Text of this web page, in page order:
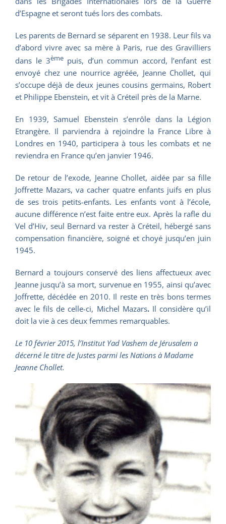
d’Espagne et seront tués lors des combats.
Les parents de Bernard se séparent en 1938. Leur fils va
d’abord vivre avec sa mère à Paris, rue des Gravilliers
dans le 3èmepuis, d’un commun accord, l’enfant est
envoyé chez une nourrice agréée, Jeanne Chollet, qui
s’occupe déjà de deux jeunes cousins germains, Robert
et Philippe Ebenstein, et vit à Créteil près de la Marne.
En 1939, Samuel Ebenstein s’enrôle dans la Légion
Etrangère. Il parviendra à rejoindre la France Libre à
Londres en 1940, participera à tous les combats et ne
reviendra en France qu’en janvier 1946.
De retour de l’exode, Jeanne Chollet, aidée par sa fille
Joffrette Mazars, va cacher quatre enfants juifs en plus
de ses trois petits-enfants. Les enfants vont à l’école,
aucune différence n’est faite entre eux. Après la rafle du
Vel d’Hiv, seul Bernard va rester à Créteil, hébergé sans
compensation financière, soigné et choyé jusqu’en juin
1945.
Bernard a toujours conservé des liens affectueux avec
Jeanne jusqu’à sa mort, survenue en 1955, ainsi qu’avec
Joffrette, décédée en 2010. Il reste en très bons termes
avec le fils de celle-ci, Michel Mazars. Il considère qu’il
doit la vie à ces deux femmes remarquables.
Le 10 février 2015, l’Institut Yad Vashem de Jérusalem a
décerné le titre de Justes parmi les Nations à Madame
Jeanne Chollet.